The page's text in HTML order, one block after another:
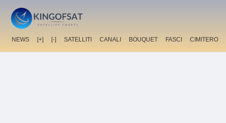
NEWS [+] [-] SATELLITI CANALI BOUQUET FASCI CIMITERO